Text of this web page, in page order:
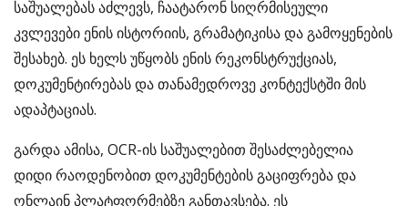
საშუალებას აძლევს, ჩაატარონ სიღრმისეული
კვლევები ენის ისტორიის, გრამატიკისა და გამოყენების
შესახებ. ეს ხელს უწყობს ენის რეკონსტრუქციას,
დოკუმენტირებას და თანამედროვე კონტექსტში მის
ადაპტაციას.
გარდა ამისა, OCR-ის საშუალებით შესაძლებელია
დიდი რაოდენობით დოკუმენტების გაციფრება და
ონლაინ პლატფორმებზე განთავსება. ეს